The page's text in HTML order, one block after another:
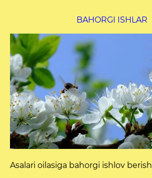
BAHORGI ISHLAR
Asalari oilasiga bahorgi ishlov berish